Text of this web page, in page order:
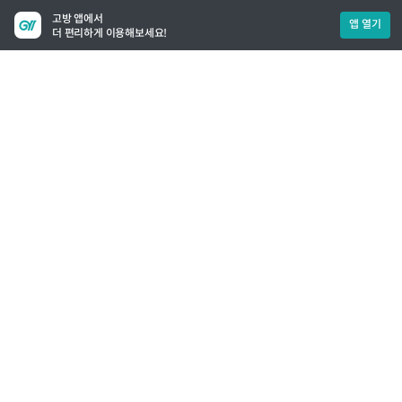
고방 앱에서
더 편리하게 이용해보세요!
앱 열기